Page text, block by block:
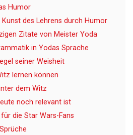
Humor
des Lehrens durch Humor
Zitate von Meister Yoda
in Yodas Sprache
seiner Weisheit
lernen können
dem Witz
noch relevant ist
die Star Wars-Fans